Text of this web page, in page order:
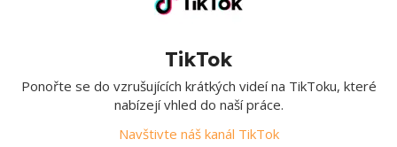
TikTok
Ponořte se do vzrušujících krátkých videí na TikToku, které
nabízejí vhled do naší práce.
Navštivte náš kanál TikTok